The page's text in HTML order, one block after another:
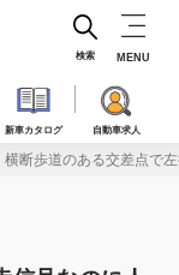
新車カタログ 自動車求人
検索 MENU
横断歩道のある交差点で